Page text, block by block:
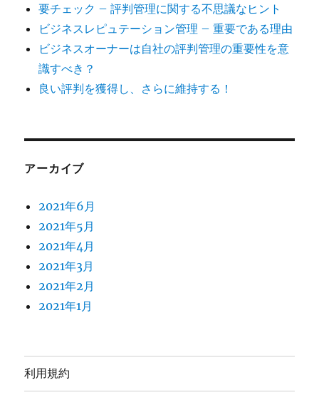
要チェック – 評判管理に関する不思議なヒント
ビジネスレピュテーション管理 – 重要である理由
ビジネスオーナーは自社の評判管理の重要性を意
識すべき？
良い評判を獲得し、さらに維持する！
アーカイブ
2021年6月
2021年5月
2021年4月
2021年3月
2021年2月
2021年1月
利用規約